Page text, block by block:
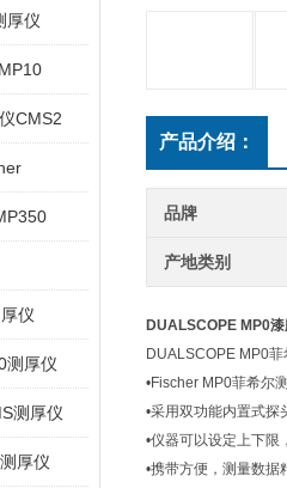
厚仪
CMS2
仪
测厚仪
测厚仪
厚仪
产品介绍：
品牌
产地类别
DUALSCOPE MP0
DUALSCOPE MP0
•Fischer MP0菲希尔
•采用双功能内置式
•仪器可以设定上下
•携带方便，测量数